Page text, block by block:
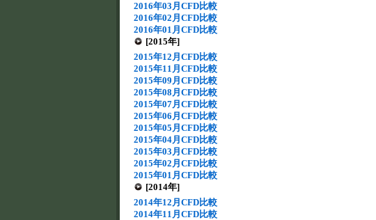
2016年03月CFD比較
2016年02月CFD比較
2016年01月CFD比較
[2015年]
2015年12月CFD比較
2015年11月CFD比較
2015年09月CFD比較
2015年08月CFD比較
2015年07月CFD比較
2015年06月CFD比較
2015年05月CFD比較
2015年04月CFD比較
2015年03月CFD比較
2015年02月CFD比較
2015年01月CFD比較
[2014年]
2014年12月CFD比較
2014年11月CFD比較